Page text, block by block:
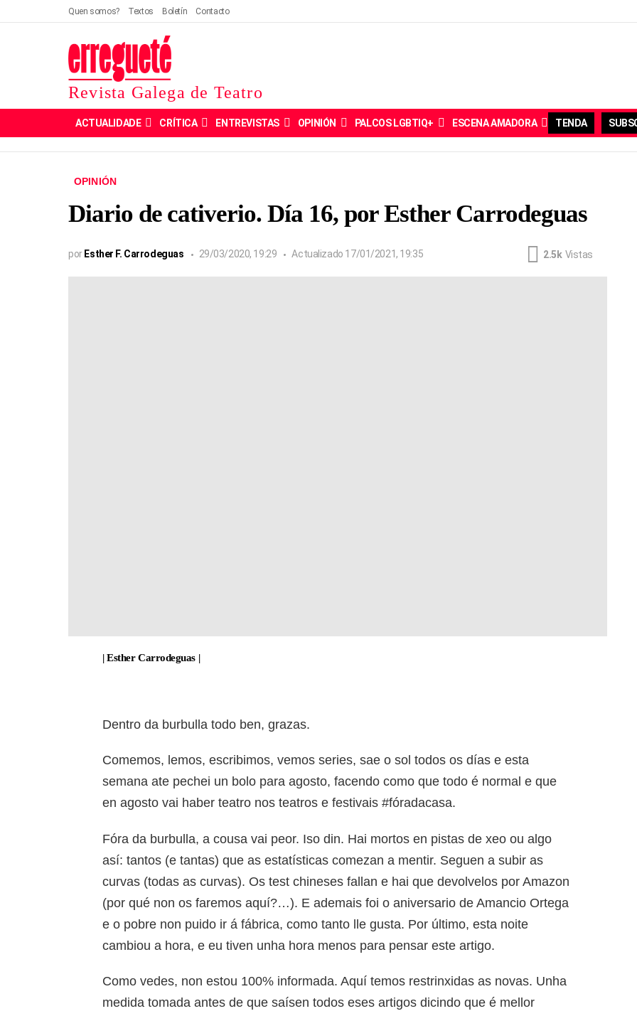
Quen somos? Textos Boletín Contacto
Revista Galega de Teatro
ACTUALIDADE CRÍTICA ENTREVISTAS OPINIÓN PALCOS LGBTIQ+ ESCENA AMADORA TENDA
OPINIÓN
Diario de cativerio. Día 16, por Esther Carrodeguas
por Esther F. Carrodeguas 29/03/2020, 19:29 Actualizado 17/01/2021, 19:35 2.5k Vistas
| Esther Carrodeguas |
Dentro da burbulla todo ben, grazas.
Comemos, lemos, escribimos, vemos series, sae o sol todos os días e esta
semana ate pechei un bolo para agosto, facendo como que todo é normal e que
en agosto vai haber teatro nos teatros e festivais #fóradacasa.
Fóra da burbulla, a cousa vai peor. Iso din. Hai mortos en pistas de xeo ou algo
así: tantos (e tantas) que as estatísticas comezan a mentir. Seguen a subir as
curvas (todas as curvas). Os test chineses fallan e hai que devolvelos por Amazon
(por qué non os faremos aquí?…). E ademais foi o aniversario de Amancio Ortega
e o pobre non puido ir á fábrica, como tanto lle gusta. Por último, esta noite
cambiou a hora, e eu tiven unha hora menos para pensar este artigo.
Como vedes, non estou 100% informada. Aquí temos restrinxidas as novas. Unha
medida tomada antes de que saísen todos eses artigos dicindo que é mellor